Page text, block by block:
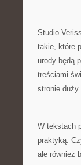
Studio
takie, które
urody będą
treściami
stronie duży
W tekstach
praktyką.
ale również